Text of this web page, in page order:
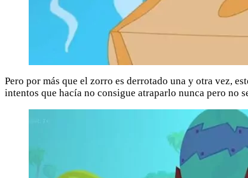
Pero por más que el zorro es derrotado una y otra vez,
intentos que hacía no consigue atraparlo nunca pero no